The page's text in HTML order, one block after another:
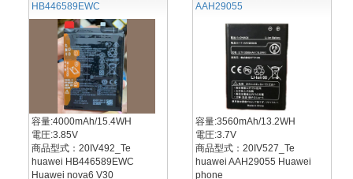
HB446589EWC
容量:4000mAh/15.4WH
電圧:3.85V
商品型式：20IV492_Te
huawei HB446589EWC
Huawei nova6 V30
AAH29055
容量:3560mAh/13.2WH
電圧:3.7V
商品型式：20IV527_Te
huawei AAH29055 Huawei
phone